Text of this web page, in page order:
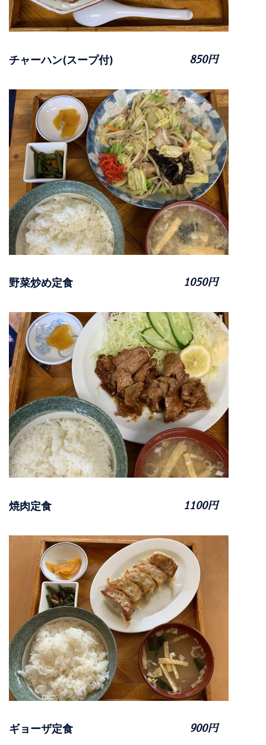
チャーハン(スープ付) 850円
野菜炒め定食 1050円
焼肉定食 1100円
ギョーザ定食 900円